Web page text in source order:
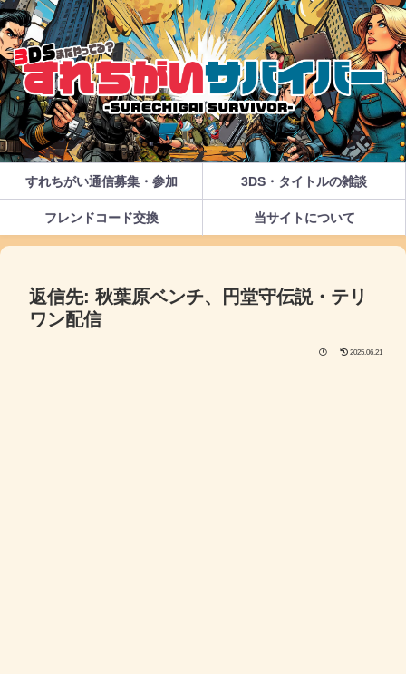
すれちがい通信募集・参加 3DS・タイトルの雑談
フレンドコード交換 当サイトについて
返信先: 秋葉原ベンチ、円堂守伝説・テリ
ワン配信
2025.06.21